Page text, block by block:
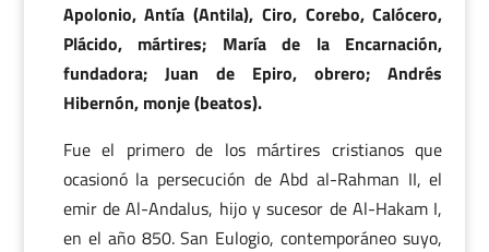
Apolonio, Antía (Antila), Ciro, Corebo, Calócero,
Plácido, mártires; María de la Encarnación,
fundadora; Juan de Epiro, obrero; Andrés
Hibernón, monje (beatos).
Fue el primero de los mártires cristianos que
ocasionó la persecución de Abd al-Rahman II, el
emir de Al-Andalus, hijo y sucesor de Al-Hakam I,
en el año 850. San Eulogio, contemporáneo suyo,